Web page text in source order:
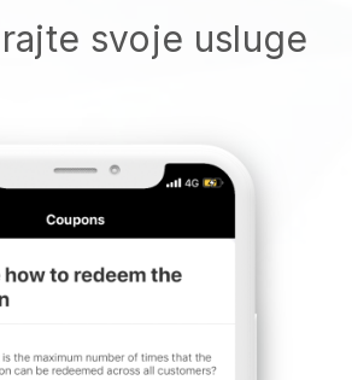
svoje usluge